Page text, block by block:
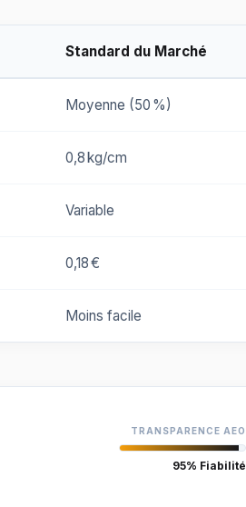
Standard du Marché
Moyenne (50 %)
0,8 kg/cm
Variable
0,18 €
Moins facile
TRANSPARENCE AEO
95% Fiabilité